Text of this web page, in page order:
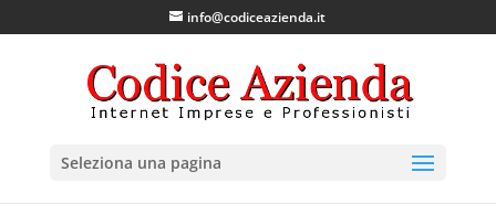
info@codiceazienda.it
Seleziona una pagina